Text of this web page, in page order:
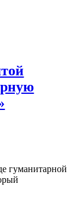
гуманитарной